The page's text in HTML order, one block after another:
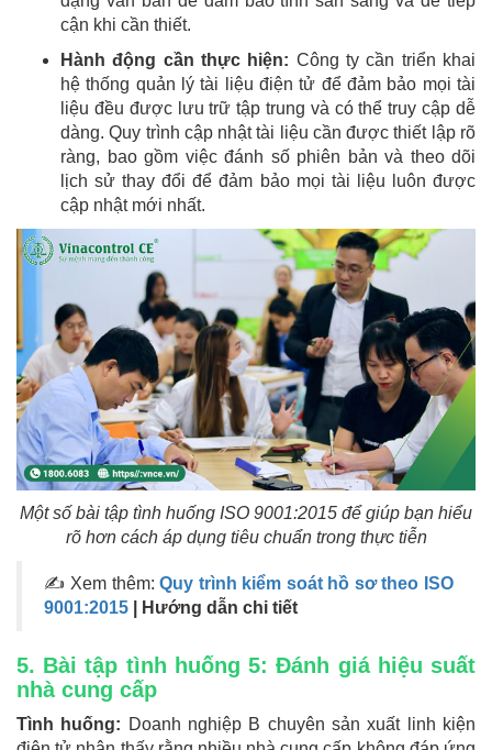
cận khi cần thiết.
Hành động cần thực hiện: Công ty cần triển khai
hệ thống quản lý tài liệu điện tử để đảm bảo mọi tài
liệu đều được lưu trữ tập trung và có thể truy cập dễ
dàng. Quy trình cập nhật tài liệu cần được thiết lập rõ
ràng, bao gồm việc đánh số phiên bản và theo dõi
lịch sử thay đổi để đảm bảo mọi tài liệu luôn được
cập nhật mới nhất.
Một số bài tập tình huống ISO 9001:2015 để giúp bạn hiểu
rõ hơn cách áp dụng tiêu chuẩn trong thực tiễn
✍ Xem thêm:Quy trình kiểm soát hồ sơ theo ISO
9001:2015
| Hướng dẫn chi tiết
5. Bài tập tình huống 5: Đánh giá hiệu suất
nhà cung cấp
Tình huống: Doanh nghiệp B chuyên sản xuất linh kiện